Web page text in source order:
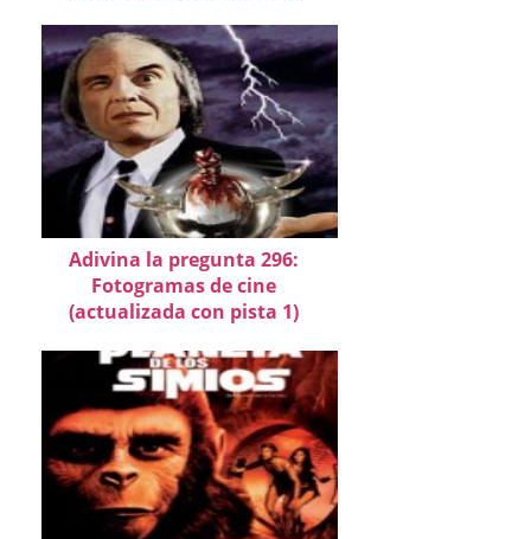
Adivina la pregunta 296:
Fotogramas de cine
(actualizada con pista 1)